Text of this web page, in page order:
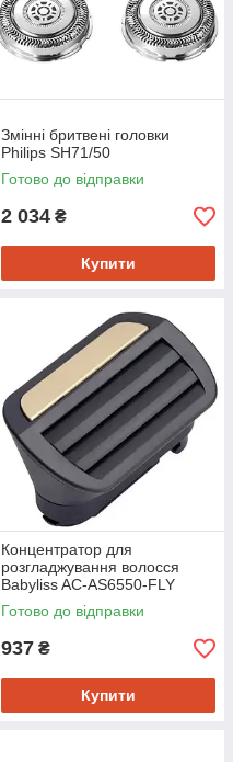
Змінні бритвені головки
Philips SH71/50
Готово до відправки
2 034 ₴
Купити
Концентратор для
розгладжування волосся
Babyliss AC-AS6550-FLY
Готово до відправки
937 ₴
Купити